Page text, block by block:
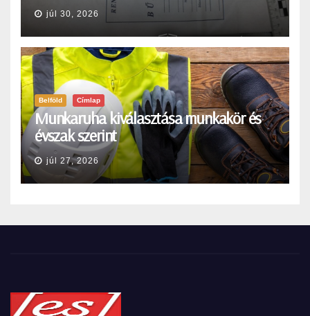
júl 30, 2026
Belföld Címlap
Munkaruha kiválasztása munkakör és
évszak szerint
júl 27, 2026